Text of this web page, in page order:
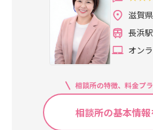
滋賀
長浜
オン
相談所の特徴、料金プ
相談所の基本情報